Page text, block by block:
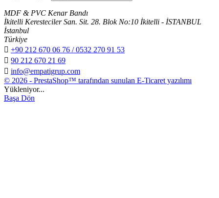
MDF & PVC Kenar Bandı
İkitelli Keresteciler San. Sit. 28. Blok No:10 İkitelli - İSTANBUL
İstanbul
Türkiye
 +90 212 670 06 76 / 0532 270 91 53
 90 212 670 21 69
 info@empatigrup.com
© 2026 - PrestaShop™ tarafından sunulan E-Ticaret yazılımı
Yükleniyor...
Başa Dön